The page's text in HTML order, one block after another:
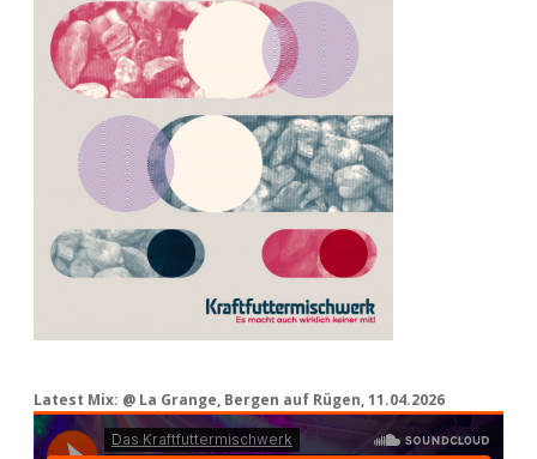
Latest Mix: @ La Grange, Bergen auf Rügen, 11.04.2026